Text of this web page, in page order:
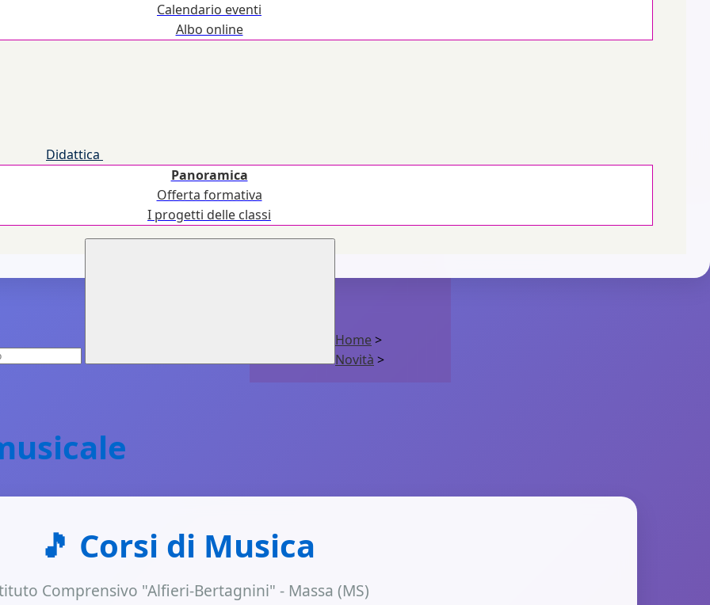
Calendario eventi
Albo online
Didattica
Panoramica
Offerta formativa
I progetti delle classi
Home>
Novità >
🎵 Corsi di Musica
Comprensivo "Alfieri-Bertagnini" - Massa (MS)